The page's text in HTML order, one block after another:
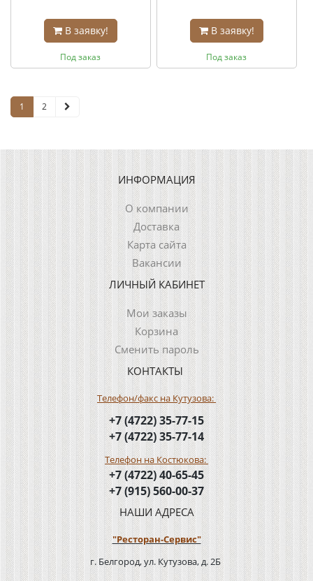
В заявку!
Под заказ
В заявку!
Под заказ
1 2
ИНФОРМАЦИЯ
О компании
Доставка
Карта сайта
Вакансии
ЛИЧНЫЙ КАБИНЕТ
Мои заказы
Корзина
Сменить пароль
КОНТАКТЫ
Телефон/факс на Кутузова:
+7 (4722) 35-77-15
+7 (4722) 35-77-14
Телефон на Костюкова:
+7 (4722) 40-65-45
+7 (915) 560-00-37
НАШИ АДРЕСА
"Ресторан-Сервис"
г. Белгород, ул. Кутузова, д. 2Б